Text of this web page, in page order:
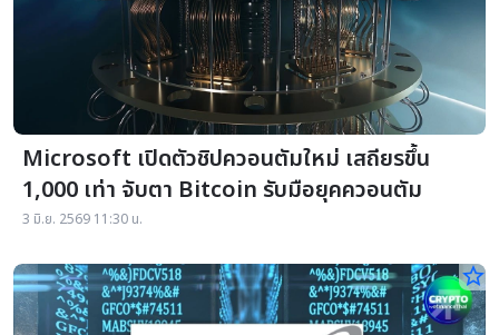
Microsoft เปิดตัวชิปควอนตัมใหม่ เสถียรขึ้น
1,000 เท่า จับตา Bitcoin รับมือยุคควอนตัม
3 มิ.ย. 2569 11:30 น.
star_border